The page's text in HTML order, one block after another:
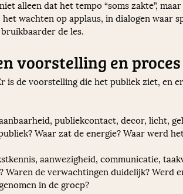
alleen dat het tempo “soms zakte”,
wachten op applaus, in dialogen waar
de les.
voorstelling en proces
is de voorstelling die het publiek ziet, en
publiekcontact, decor, licht,
Waar zat de energie? Waar werd
aanwezigheid, communicatie,
de verwachtingen duidelijk? Werd
in de groep?